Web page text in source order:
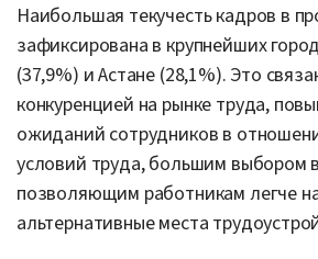
Наибольшая текучесть кадров в
зафиксирована в крупнейших
(37,9%) и Астане (28,1%). Это
конкуренцией на рынке труда,
ожиданий сотрудников в
условий труда, большим выбором
позволяющим работникам легче
альтернативные места